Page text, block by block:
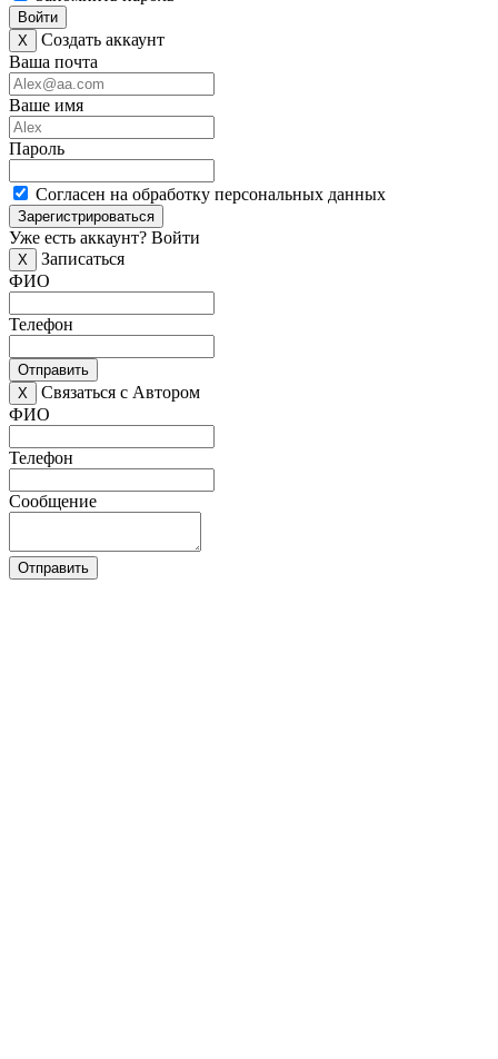
Войти
X
Создать аккаунт
Ваша почта
Ваше имя
Пароль
Согласен на обработку персональных данных
Зарегистрироваться
Уже есть аккаунт? Войти
X
Записаться
ФИО
Телефон
Отправить
X
Связаться с Автором
ФИО
Телефон
Сообщение
Отправить